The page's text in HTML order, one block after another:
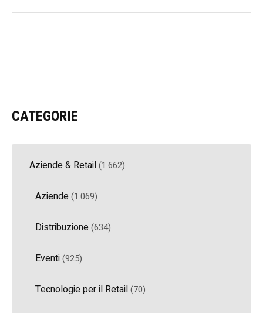
CATEGORIE
Aziende & Retail(1.662)
Aziende(1.069)
Distribuzione(634)
Eventi(925)
Tecnologie per il Retail(70)